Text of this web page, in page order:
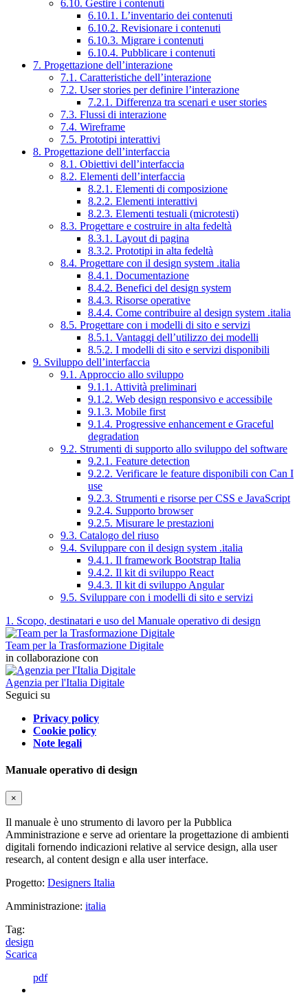
6.10. Gestire i contenuti
6.10.1. L’inventario dei contenuti
6.10.2. Revisionare i contenuti
6.10.3. Migrare i contenuti
6.10.4. Pubblicare i contenuti
7. Progettazione dell’interazione
7.1. Caratteristiche dell’interazione
7.2. User stories per definire l’interazione
7.2.1. Differenza tra scenari e user stories
7.3. Flussi di interazione
7.4. Wireframe
7.5. Prototipi interattivi
8. Progettazione dell’interfaccia
8.1. Obiettivi dell’interfaccia
8.2. Elementi dell’interfaccia
8.2.1. Elementi di composizione
8.2.2. Elementi interattivi
8.2.3. Elementi testuali (microtesti)
8.3. Progettare e costruire in alta fedeltà
8.3.1. Layout di pagina
8.3.2. Prototipi in alta fedeltà
8.4. Progettare con il design system .italia
8.4.1. Documentazione
8.4.2. Benefici del design system
8.4.3. Risorse operative
8.4.4. Come contribuire al design system .italia
8.5. Progettare con i modelli di sito e servizi
8.5.1. Vantaggi dell’utilizzo dei modelli
8.5.2. I modelli di sito e servizi disponibili
9. Sviluppo dell’interfaccia
9.1. Approccio allo sviluppo
9.1.1. Attività preliminari
9.1.2. Web design responsivo e accessibile
9.1.3. Mobile first
9.1.4. Progressive enhancement e Graceful
degradation
9.2. Strumenti di supporto allo sviluppo del software
9.2.1. Feature detection
9.2.2. Verificare le feature disponibili con Can I
use
9.2.3. Strumenti e risorse per CSS e JavaScript
9.2.4. Supporto browser
9.2.5. Misurare le prestazioni
9.3. Catalogo del riuso
9.4. Sviluppare con il design system .italia
9.4.1. Il framework Bootstrap Italia
9.4.2. Il kit di sviluppo React
9.4.3. Il kit di sviluppo Angular
9.5. Sviluppare con i modelli di sito e servizi
1. Scopo, destinatari e uso del Manuale operativo di design
Team per la Trasformazione Digitale
in collaborazione con
Agenzia per l'Italia Digitale
Seguici su
Privacy policy
Cookie policy
Note legali
Manuale operativo di design
×
Il manuale è uno strumento di lavoro per la Pubblica
Amministrazione e serve ad orientare la progettazione di ambienti
digitali fornendo indicazioni relative al service design, alla user
research, al content design e alla user interface.
Progetto: Designers Italia
Amministrazione: italia
Tag:
design
Scarica
pdf